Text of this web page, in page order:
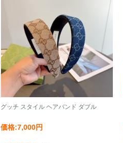
グッチ スタイル ヘアバンド ダブル
価格:7,000円